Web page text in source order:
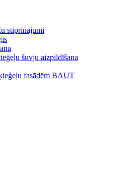
stiprinājumi
šuvju aizpildīšana
fasādēm BAUT